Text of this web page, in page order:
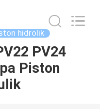
hidrolik
PV24
Piston